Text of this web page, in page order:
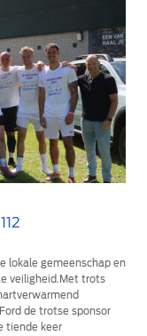
lokale gemeenschap en
veiligheid.Met trots
de trotse sponsor
tiende keer